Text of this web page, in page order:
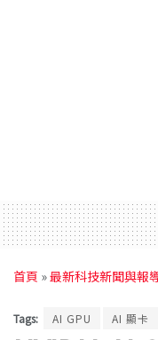
首頁 »最新科技新聞與報
Tags: AI GPU AI 顯卡